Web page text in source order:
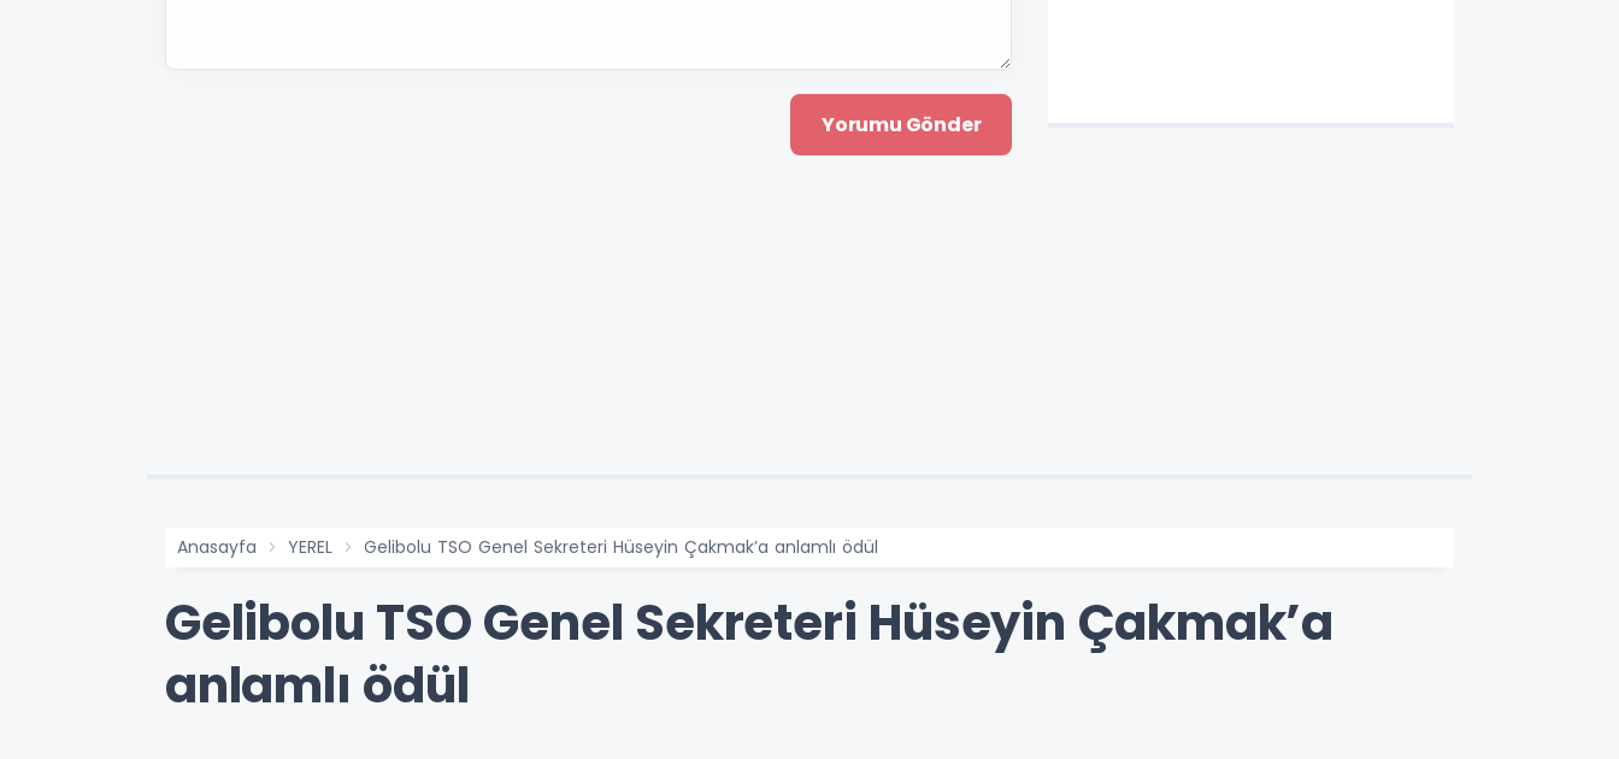
Anasayfa YEREL Gelibolu TSO Genel Sekreteri Hüseyin Çakmak’a anlamlı ödül
Gelibolu TSO Genel Sekreteri Hüseyin Çakmak’a
anlamlı ödül